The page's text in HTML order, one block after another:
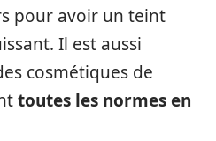
pour avoir un teint
Il est aussi
cosmétiques de
toutes les normes en